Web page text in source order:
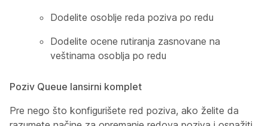
Dodelite osoblje reda poziva po redu
Dodelite ocene rutiranja zasnovane na
veštinama osoblja po redu
Poziv Queue lansirni komplet
Pre nego što konfigurišete red poziva, ako želite da